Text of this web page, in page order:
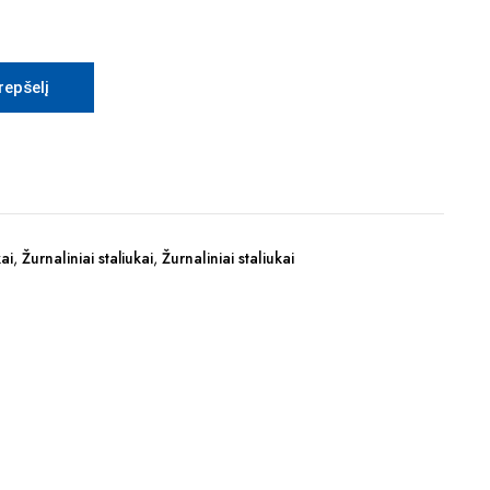
, Žurnaliniai staliukai,Žurnaliniai staliukai